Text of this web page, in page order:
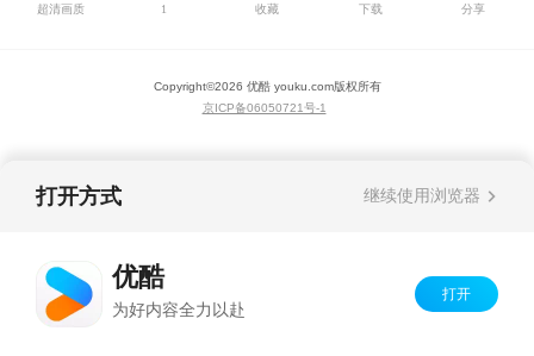
素，呈现出独特的艺术风格。岛上的坏人们都想
安全。
超清画质 1 收藏 下载 分享
Copyright©2026 优酷 youku.com版权所有
京ICP备06050721号-1
打开方式 继续使用浏览器
优酷
为好内容全力以赴
打开